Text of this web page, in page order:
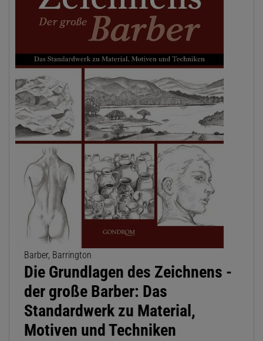
Barber, Barrington
Die Grundlagen des Zeichnens -
der große Barber: Das
Standardwerk zu Material,
Motiven und Techniken